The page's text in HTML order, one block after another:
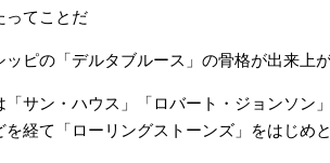
ってことだ
ッピの「デルタブルース」の骨格が出来上
「サン・ハウス」「ロバート・ジョンソン
を経て「ローリングストーンズ」をはじめ